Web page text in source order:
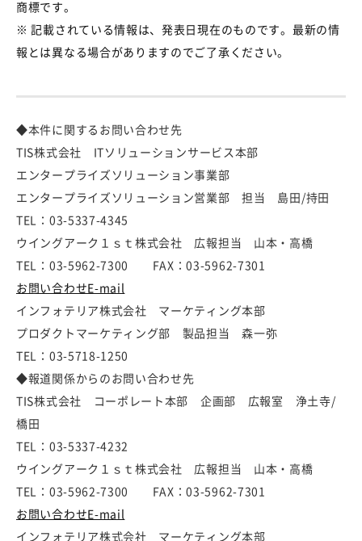
商標です。
※ 記載されている情報は、発表日現在のものです。最新の情
報とは異なる場合がありますのでご了承ください。
◆本件に関するお問い合わせ先
TIS株式会社 ITソリューションサービス本部
エンタープライズソリューション事業部
エンタープライズソリューション営業部 担当 島田/持田
TEL：03-5337-4345
ウイングアーク１ｓｔ株式会社 広報担当 山本・高橋
TEL：03-5962-7300 FAX：03-5962-7301
お問い合わせE-mail
インフォテリア株式会社 マーケティング本部
プロダクトマーケティング部 製品担当 森一弥
TEL：03-5718-1250
◆報道関係からのお問い合わせ先
TIS株式会社 コーポレート本部 企画部 広報室 浄土寺/
橋田
TEL：03-5337-4232
ウイングアーク１ｓｔ株式会社 広報担当 山本・高橋
TEL：03-5962-7300 FAX：03-5962-7301
お問い合わせE-mail
インフォテリア株式会社 マーケティング本部